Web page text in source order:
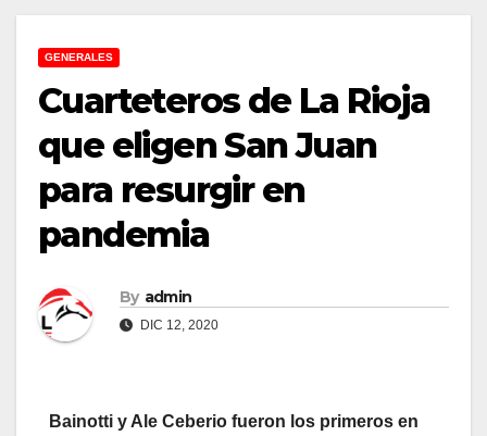
GENERALES
Cuarteteros de La Rioja
que eligen San Juan
para resurgir en
pandemia
By admin
DIC 12, 2020
Bainotti y Ale Ceberio fueron los primeros en